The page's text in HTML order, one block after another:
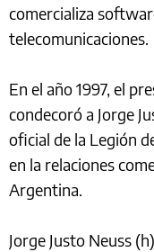
comercializa
telecomunicaciones.
En el año 1997, el
condecoró a Jorge
oficial de la Legión
en la relaciones
Argentina.
Jorge Justo Neuss